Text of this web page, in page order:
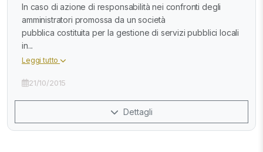
In caso di azione di responsabilità nei confronti degli
amministratori promossa da un società
pubblica costituita per la gestione di servizi pubblici locali
in...
Leggi tutto
21/10/2015
Dettagli